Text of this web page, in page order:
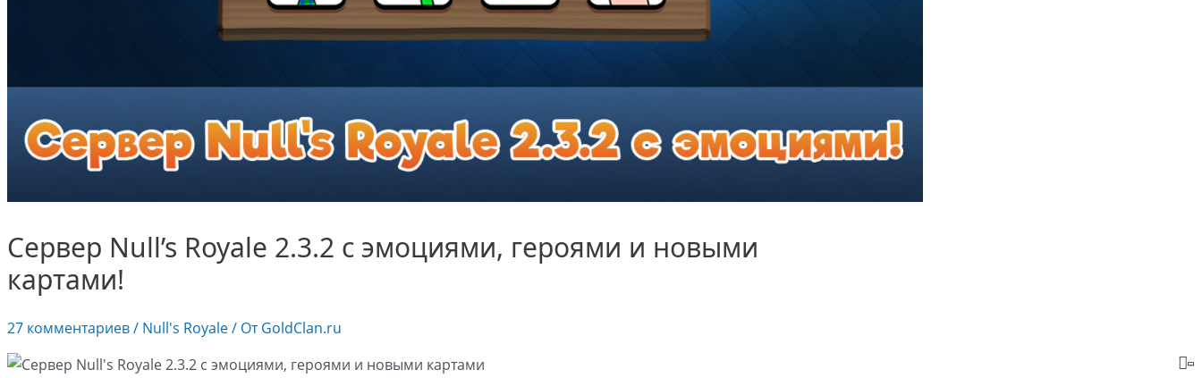
Сервер Null’s Royale 2.3.2 с эмоциями, героями и новыми
картами!
27 комментариев/ Null's Royale/ От GoldClan.ru